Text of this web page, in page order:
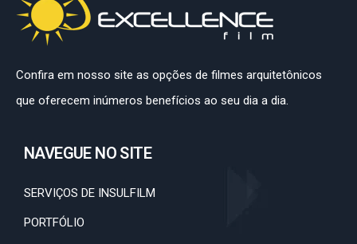
Confira em nosso site as opções de filmes arquitetônicos
que oferecem inúmeros benefícios ao seu dia a dia.
NAVEGUE NO SITE
SERVIÇOS DE INSULFILM
PORTFÓLIO